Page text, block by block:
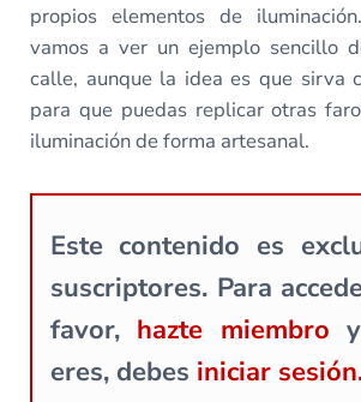
propios elementos de
vamos a ver un ejemplo sencillo
calle, aunque la idea es que sirva
para que puedas replicar otras
iluminación de forma artesanal.
Este contenido es
suscriptores. Para
favor, hazte miembro
eres, debes iniciar